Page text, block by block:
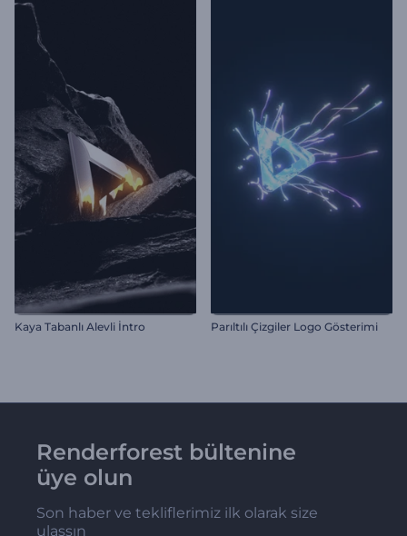
Kaya Tabanlı Alevli İntro Parıltılı Çizgiler Logo Gösterimi
Renderforest bültenine
üye olun
Son haber ve tekliflerimiz ilk olarak size
ulaşsın